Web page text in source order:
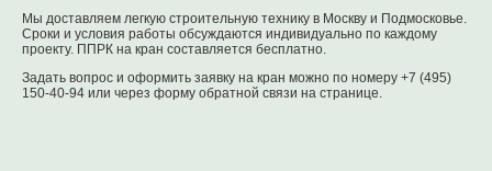
Мы доставляем легкую строительную технику в Москву и Подмосковье.
Сроки и условия работы обсуждаются индивидуально по каждому
проекту. ППРК на кран составляется бесплатно.
Задать вопрос и оформить заявку на кран можно по номеру +7 (495)
150-40-94 или через форму обратной связи на странице.